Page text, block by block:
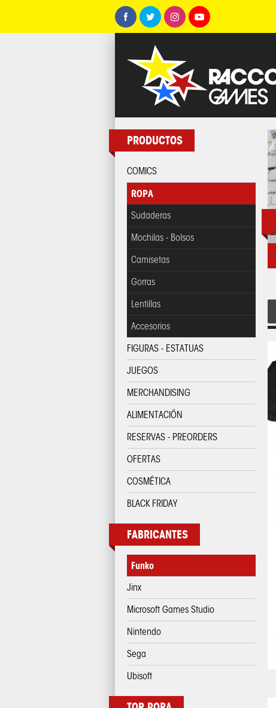
PRODUCTOS
COMICS
ROPA
Sudaderas
Mochilas - Bolsos
Camisetas
Gorras
Lentillas
Accesorios
FIGURAS - ESTATUAS
JUEGOS
MERCHANDISING
ALIMENTACIÓN
RESERVAS - PREORDERS
OFERTAS
COSMÉTICA
BLACK FRIDAY
FABRICANTES
Funko
Jinx
Microsoft Games Studio
Nintendo
Sega
Ubisoft